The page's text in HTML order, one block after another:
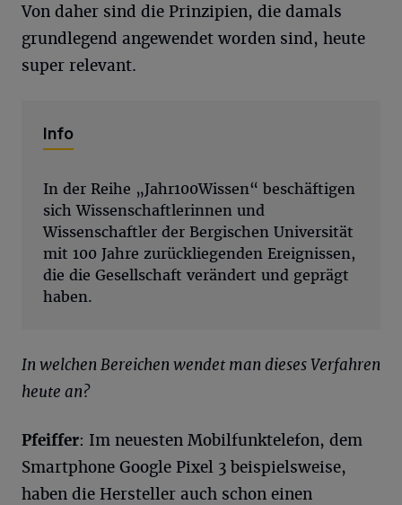
Von daher sind die Prinzipien, die damals
grundlegend angewendet worden sind, heute
super relevant.
Info
In der Reihe „Jahr100Wissen“ beschäftigen
sich Wissenschaftlerinnen und
Wissenschaftler der Bergischen Universität
mit 100 Jahre zurückliegenden Ereignissen,
die die Gesellschaft verändert und geprägt
haben.
In welchen Bereichen wendet man dieses Verfahren
heute an?
Pfeiffer: Im neuesten Mobilfunktelefon, dem
Smartphone Google Pixel 3 beispielsweise,
haben die Hersteller auch schon einen